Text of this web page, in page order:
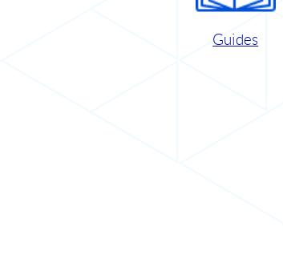
Guides